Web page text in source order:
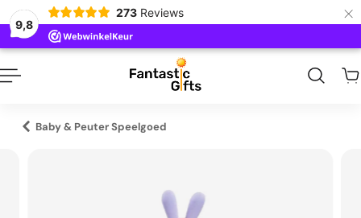
9,8
273 Reviews ×
inhoud
Baby & Peuter Speelgoed